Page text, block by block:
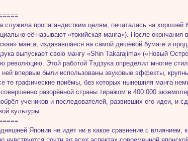
служила пропагандистким целям, печаталась на хорошей
её называют «токийская манга»). После
манга, издававшаяся на самой дешёвой бумаге и
выпускает свою мангу «Shin Takarajima» («Новый
революцию. Этой работой Тэдзука определил многие
впервые были использованы звуковые эффекты,
те графические приёмы, без которых нынешняя манга
разорённой страны тиражом в 400 000
учеников и последователей, развивших его идеи, и
культуры.
Японии не идёт ни в какое сравнение с